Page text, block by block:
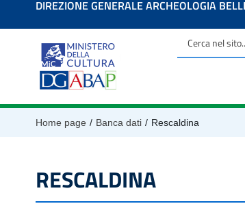
contenutoDIREZIONE GENERALE ARCHEOLOGIA
Home page / Banca dati / Rescaldina
RESCALDINA